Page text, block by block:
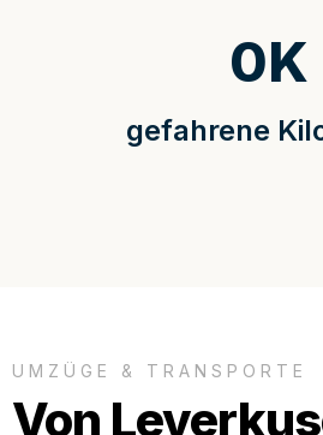
gefahrene
0K
UMZÜGE & TRANSPORTE
Von